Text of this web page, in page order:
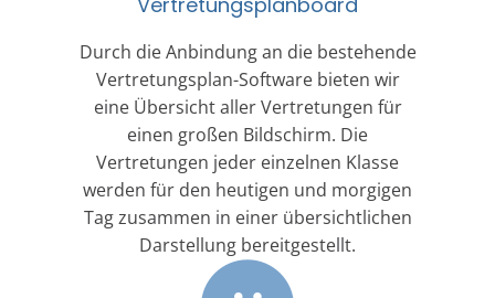
Durch die Anbindung an die bestehende
Vertretungsplan-Software bieten wir
eine Übersicht aller Vertretungen für
einen großen Bildschirm. Die
Vertretungen jeder einzelnen Klasse
werden für den heutigen und morgigen
Tag zusammen in einer übersichtlichen
Darstellung bereitgestellt.